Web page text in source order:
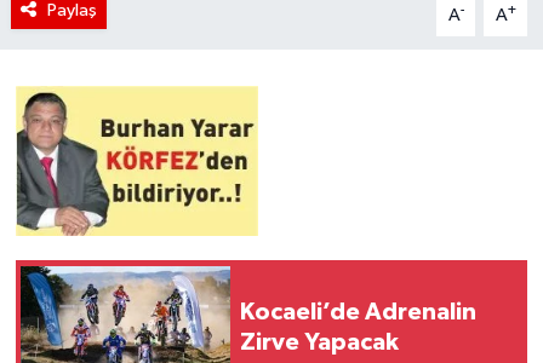
Paylaş A- A+
Kocaeli’de Adrenalin
Zirve Yapacak